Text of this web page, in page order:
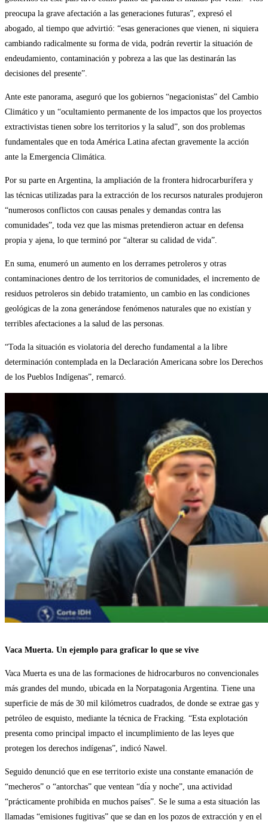
preocupa la grave afectación a las generaciones futuras”, expresó el
abogado, al tiempo que advirtió: “esas generaciones que vienen, ni siquiera
cambiando radicalmente su forma de vida, podrán revertir la situación de
endeudamiento, contaminación y pobreza a las que las destinarán las
decisiones del presente”.
Ante este panorama, aseguró que los gobiernos “negacionistas” del Cambio
Climático y un “ocultamiento permanente de los impactos que los proyectos
extractivistas tienen sobre los territorios y la salud”, son dos problemas
fundamentales que en toda América Latina afectan gravemente la acción
ante la Emergencia Climática.
Por su parte en Argentina, la ampliación de la frontera hidrocarburífera y
las técnicas utilizadas para la extracción de los recursos naturales produjeron
“numerosos conflictos con causas penales y demandas contra las
comunidades”, toda vez que las mismas pretendieron actuar en defensa
propia y ajena, lo que terminó por “alterar su calidad de vida”.
En suma, enumeró un aumento en los derrames petroleros y otras
contaminaciones dentro de los territorios de comunidades, el incremento de
residuos petroleros sin debido tratamiento, un cambio en las condiciones
geológicas de la zona generándose fenómenos naturales que no existían y
terribles afectaciones a la salud de las personas.
“Toda la situación es violatoria del derecho fundamental a la libre
determinación contemplada en la Declaración Americana sobre los Derechos
de los Pueblos Indígenas”, remarcó.
Vaca Muerta. Un ejemplo para graficar lo que se vive
Vaca Muerta es una de las formaciones de hidrocarburos no convencionales
más grandes del mundo, ubicada en la Norpatagonia Argentina. Tiene una
superficie de más de 30 mil kilómetros cuadrados, de donde se extrae gas y
petróleo de esquisto, mediante la técnica de Fracking. “Esta explotación
presenta como principal impacto el incumplimiento de las leyes que
protegen los derechos indígenas”, indicó Nawel.
Seguido denunció que en ese territorio existe una constante emanación de
“mecheros” o “antorchas” que ventean “dı́a y noche”, una actividad
“prácticamente prohibida en muchos países”. Se le suma a esta situación las
llamadas “emisiones fugitivas” que se dan en los pozos de extracción y en el